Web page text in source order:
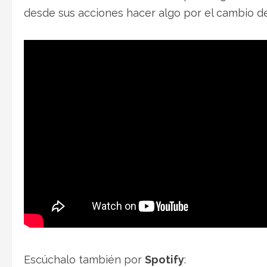
desde sus acciones hacer algo por el cambio
Escúchalo también por Spotify: